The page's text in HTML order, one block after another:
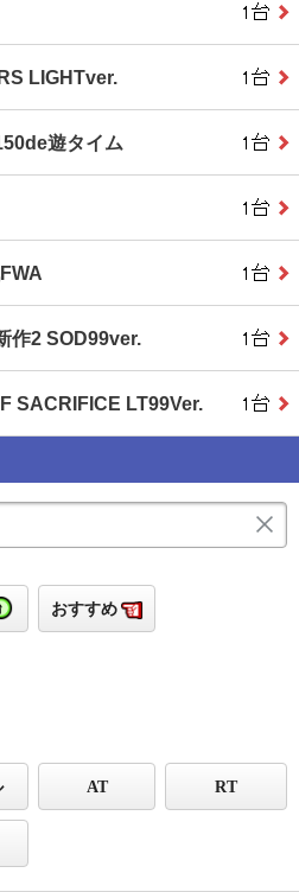
LIGHTver.
遊タイム
作2 SOD99ver.
SACRIFICE LT99Ver.
おすすめ
AT RT